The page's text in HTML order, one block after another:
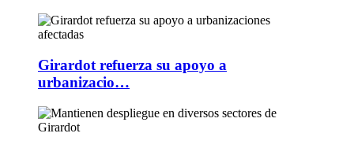
Girardot refuerza su apoyo a
urbanizacio…